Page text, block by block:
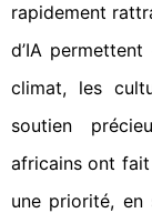
rapidement
d’IA
climat, les
soutien
africains ont fait
une priorité, en